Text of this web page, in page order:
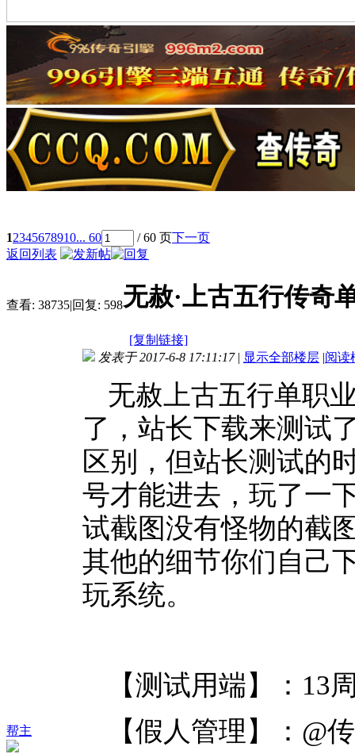
12345678910... 60 / 60 页下一页
返回列表
查看: 38735|回复: 598无赦·上古五行传奇
[复制链接]
帮主
发表于 2017-6-8 17:11:17 | 显示全部楼层 |阅读
无赦上古五行单职
了，站长下载来测试
区别，但站长测试的
号才能进去，玩了一
试截图没有怪物的截
其他的细节你们自己
玩系统。
【测试用端】：13
【假人管理】：@